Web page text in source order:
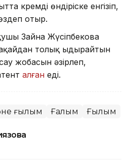
кремді өндіріске енгізіп,
отыр.
Зайна Жүсіпбекова
толық ыдырайтын
жобасын әзірлеп,
алған еді.
ғылым Ғалым Ғылым